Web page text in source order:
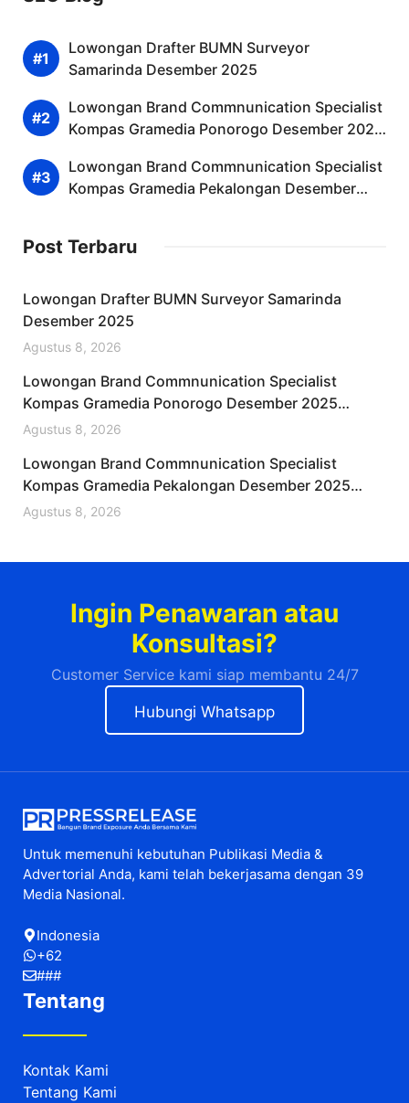
Lowongan Drafter BUMN Surveyor
Samarinda Desember 2025
Lowongan Brand Commnunication Specialist
Kompas Gramedia Ponorogo Desember 2025
Lowongan Brand Commnunication Specialist
Kompas Gramedia Pekalongan Desember
Post Terbaru
Lowongan Drafter BUMN Surveyor Samarinda
Desember 2025
Agustus 8, 2026
Lowongan Brand Commnunication Specialist
Kompas Gramedia Ponorogo Desember 2025
(Lamar Sekarang)
Agustus 8, 2026
Lowongan Brand Commnunication Specialist
Kompas Gramedia Pekalongan Desember 2025
(Resmi)
Agustus 8, 2026
Ingin Penawaran atau
Konsultasi?
Customer Service kami siap membantu 24/7
Hubungi Whatsapp
Untuk memenuhi kebutuhan Publikasi Media &
Advertorial Anda, kami telah bekerjasama dengan 39
Media Nasional.
Indonesia
+62
###
Tentang
Kontak Kami
Tentang Kami